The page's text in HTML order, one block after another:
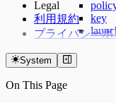
key
Legal
利用規約
プライバシーポ
System
On This Page